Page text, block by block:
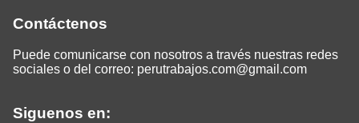
Contáctenos
Puede comunicarse con nosotros a través nuestras redes
sociales o del correo: perutrabajos.com@gmail.com
Siguenos en: